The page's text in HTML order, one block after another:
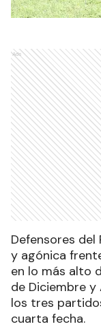
Ads
Defensores del
y agónica
en lo más alto
de Diciembre y
los tres
cuarta fecha.